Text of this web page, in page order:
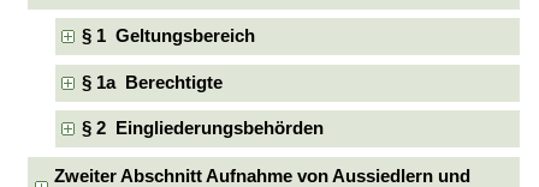
§ 1 Geltungsbereich
§ 1a Berechtigte
§ 2 Eingliederungsbehörden
Zweiter Abschnitt Aufnahme von Aussiedlern und